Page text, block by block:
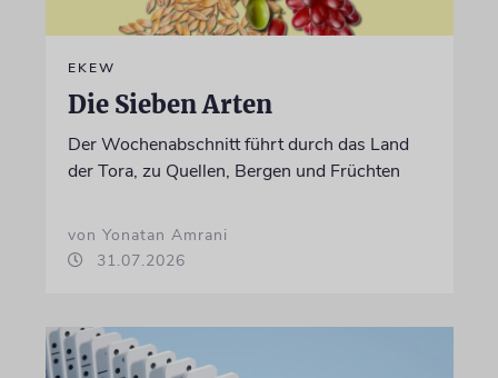
EKEW
Die Sieben Arten
Der Wochenabschnitt führt durch das Land
der Tora, zu Quellen, Bergen und Früchten
von Yonatan Amrani
31.07.2026